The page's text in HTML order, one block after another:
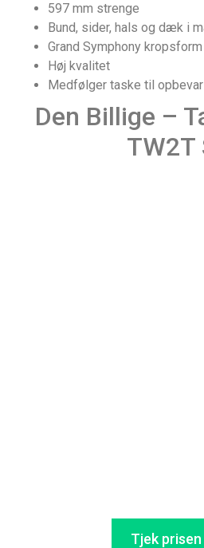
597 mm strenge
Bund, sider, hals og dæk i
Grand Symphony kropsform
Høj kvalitet
Medfølger taske til
Den Billige –
TW2T
Tjek